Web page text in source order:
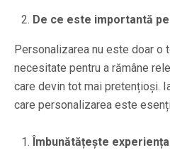
De ce este importantă
Personalizarea nu este doar o
necesitate pentru a rămâne
care devin tot mai pretențioși.
care personalizarea este
Îmbunătățește